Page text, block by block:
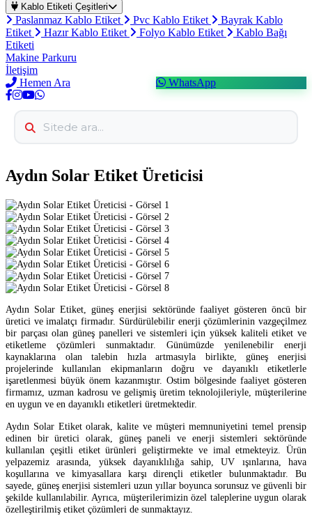
Kablo Etiketi Çeşitleri
Paslanmaz Kablo Etiket Pvc Kablo Etiket
Bayrak Kablo
Etiket
Hazır Kablo Etiket Folyo Kablo Etiket
Kablo Bağı
Etiketi
Makine Parkuru
İletişim
Hemen Ara
WhatsApp
Aydın Solar Etiket Üreticisi
Aydın Solar Etiket, güneş enerjisi sektöründe faaliyet gösteren öncü bir
üretici ve imalatçı firmadır. Sürdürülebilir enerji çözümlerinin vazgeçilmez
bir parçası olan güneş panelleri ve sistemleri için yüksek kaliteli etiket ve
etiketleme çözümleri sunmaktadır. Günümüzde yenilenebilir enerji
kaynaklarına olan talebin hızla artmasıyla birlikte, güneş enerjisi
projelerinde kullanılan ekipmanların doğru ve dayanıklı etiketlerle
işaretlenmesi büyük önem kazanmıştır. Ostim bölgesinde faaliyet gösteren
firmamız, uzman kadrosu ve gelişmiş üretim teknolojileriyle, müşterilerine
en uygun ve en dayanıklı etiketleri üretmektedir.
Aydın Solar Etiket olarak, kalite ve müşteri memnuniyetini temel prensip
edinen bir üretici olarak, güneş paneli ve enerji sistemleri sektöründe
kullanılan çeşitli etiket ürünleri geliştirmekte ve imal etmekteyiz. Ürün
yelpazemiz arasında, yüksek dayanıklılığa sahip, UV ışınlarına, hava
koşullarına ve kimyasallara karşı dirençli etiketler bulunmaktadır. Bu
sayede, güneş enerjisi sistemleri uzun yıllar boyunca sorunsuz ve güvenli bir
şekilde kullanılabilir. Ayrıca, müşterilerimizin özel taleplerine uygun olarak
özelleştirilmiş etiket çözümleri de sunmaktayız.